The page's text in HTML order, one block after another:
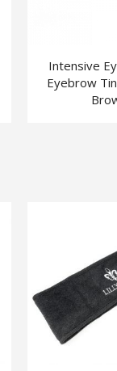
Intensive
Eyebrow